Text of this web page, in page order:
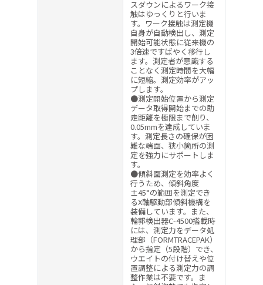
スダウンによるワーク接
触はゆっくりと行いま
す。ワーク接触は測定機
自身が自動検出し、測定
開始可能状態に従来機の
3倍速ですばやく移行し
ます。測定者が意識する
ことなく測定時間を大幅
に短縮。測定効率がアッ
プします。
●測定開始位置から測定
データ取得開始までの助
走距離を極限まで削り、
0.05mmを達成していま
す。測定長さの確保が困
難な端面、狭小箇所の測
定を強力にサポートしま
す。
●傾斜面測定を効率よく
行うため、傾斜角度
±45°の範囲を測定でき
るX軸駆動部傾斜機構を
装備しています。また、
輪郭検出器C-4500搭載時
には、測定力をデータ処
理部（FORMTRACEPAK）
から指定（5段階）でき、
ウエイトの付け替えや位
置調整による測定力の調
整作業は不要です。ま